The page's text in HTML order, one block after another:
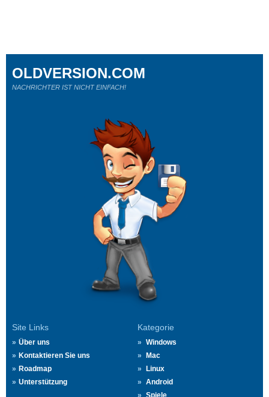
Site Links
Über uns
Kontaktieren Sie uns
Roadmap
Unterstützung
Kategorie
Windows
Mac
Linux
Android
Spiele
OLDVERSION.COM
NACHRICHTER IST NICHT EINFACH!